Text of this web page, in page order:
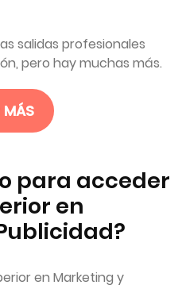
salidas profesionales
pero hay muchas más.
MÁS
para acceder
en
en Marketing y